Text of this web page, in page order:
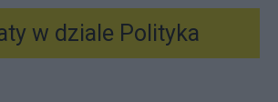
w dziale Polityka